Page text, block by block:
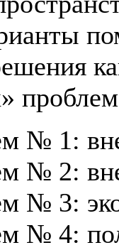
№ 1:
№ 2:
№ 3:
№ 4: